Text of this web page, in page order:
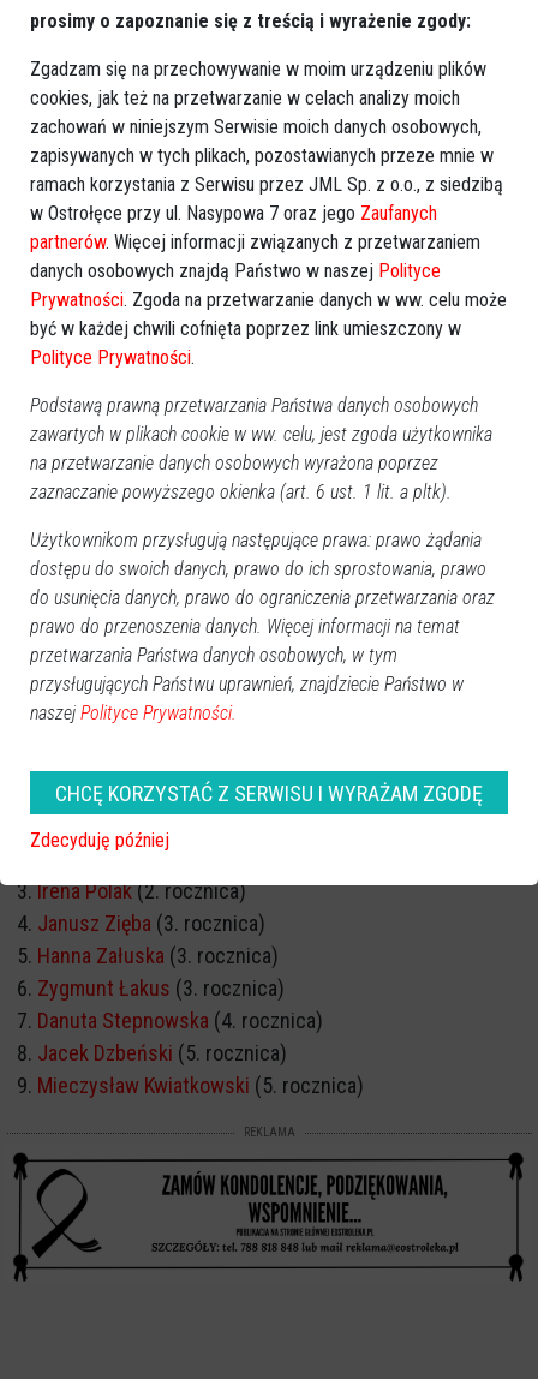
0zapalonych świeczek
🕯Zapal świeczkę ↗Udostępnij
wróć
ROCZNICA ŚMIERCI
Jerzy Długołęcki
Irena Polak(2. rocznica)
Janusz Zięba (3. rocznica)
Hanna Załuska (3. rocznica)
Zygmunt Łakus (3. rocznica)
Danuta Stepnowska (4. rocznica)
Jacek Dzbeński (5. rocznica)
Mieczysław Kwiatkowski (5. rocznica)
REKLAMA
prosimy o zapoznanie się z treścią i wyrażenie zgody:
Zgadzam się na przechowywanie w moim urządzeniu plików
cookies, jak też na przetwarzanie w celach analizy moich
zachowań w niniejszym Serwisie moich danych osobowych,
zapisywanych w tych plikach, pozostawianych przeze mnie w
ramach korzystania z Serwisu przez JML Sp. z o.o., z siedzibą
w Ostrołęce przy ul. Nasypowa 7 oraz jego Zaufanych
partnerów. Więcej informacji związanych z przetwarzaniem
danych osobowych znajdą Państwo w naszej Polityce
Prywatności. Zgoda na przetwarzanie danych w ww. celu może
być w każdej chwili cofnięta poprzez link umieszczony w
Polityce Prywatności.
Podstawą prawną przetwarzania Państwa danych osobowych
zawartych w plikach cookie w ww. celu, jest zgoda użytkownika
na przetwarzanie danych osobowych wyrażona poprzez
zaznaczanie powyższego okienka (art. 6 ust. 1 lit. a pltk).
Użytkownikom przysługują następujące prawa: prawo żądania
dostępu do swoich danych, prawo do ich sprostowania, prawo
do usunięcia danych, prawo do ograniczenia przetwarzania oraz
prawo do przenoszenia danych. Więcej informacji na temat
przetwarzania Państwa danych osobowych, w tym
przysługujących Państwu uprawnień, znajdziecie Państwo w
naszej Polityce Prywatności.
CHCĘ KORZYSTAĆ Z SERWISU I WYRAŻAM ZGODĘ
Zdecyduję później